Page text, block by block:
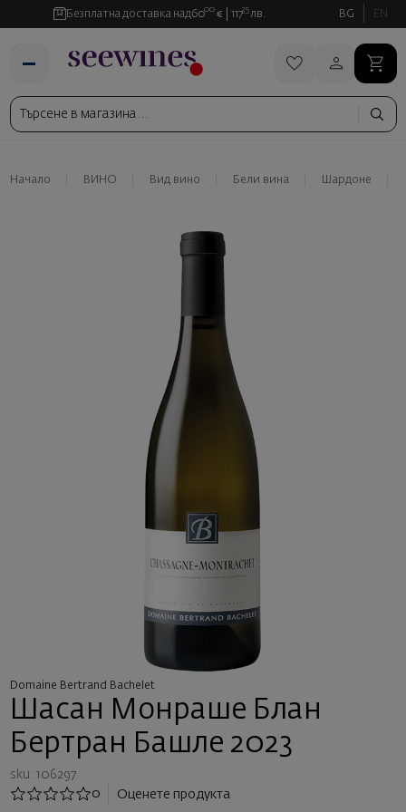
Безплатна доставка над6000 € 11735 лв. BG EN
Начало ВИНО Вид вино Бели вина Шардоне
Domaine Bertrand Bachelet
Шасан Монраше Блан
Бертран Башле 2023
sku: 106297
0
Оценете продукта